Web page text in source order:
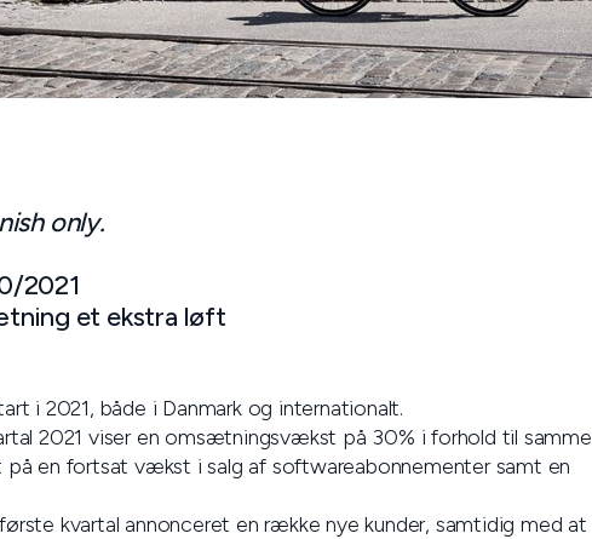
only.
2021
et ekstra løft
i 2021, både i Danmark og internationalt.
2021 viser en omsætningsvækst på 30% i forhold til samme
en fortsat vækst i salg af softwareabonnementer samt en
kvartal annonceret en række nye kunder, samtidig med at